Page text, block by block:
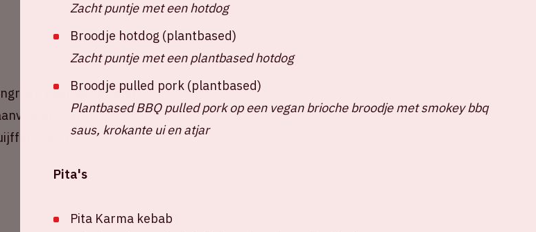
naar Nederland -
van 10 tot 70
Zacht puntje met een hotdog
Broodje hotdog (plantbased)
Zacht puntje met een plantbased hotdog
Broodje pulled pork (plantbased)
Plantbased BBQ pulled pork op een vegan brioche broodje met smokey bbq
saus, krokante ui en atjar
Pita's
Pita Karma kebab